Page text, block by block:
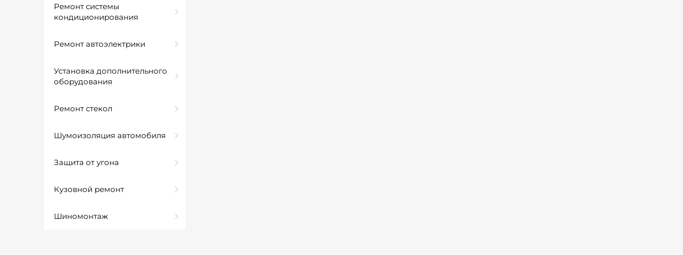
Ремонт системы
кондиционирования
Ремонт автоэлектрики
Установка дополнительного
оборудования
Ремонт стекол
Шумоизоляция автомобиля
Защита от угона
Кузовной ремонт
Шиномонтаж